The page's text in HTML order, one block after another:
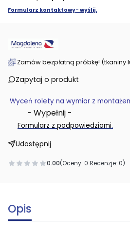
Formularz kontaktowy- wyślij.
Zamów bezpłatną próbkę! (tkaniny
Zapytaj o produkt
Wyceń rolety na wymiar z
- Wypełnij -
Formularz z podpowiedziami.
Udostępnij
0.00(Oceny: 0 Recenzje: 0)
Opis